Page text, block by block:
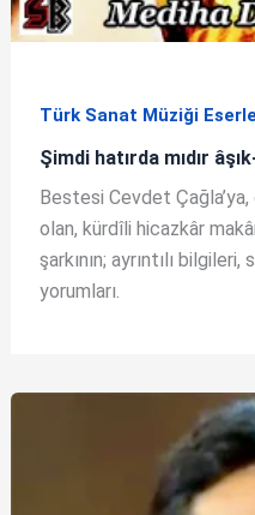
Türk Sanat Müziği
Şimdi hatırda mıdır
Bestesi Cevdet
olan, kürdîli hicazkâr
şarkının; ayrıntılı
yorumları.